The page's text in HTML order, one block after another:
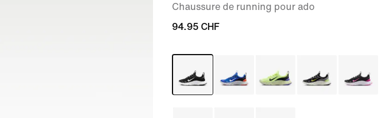
Chaussure de running pour ado
94.95 CHF